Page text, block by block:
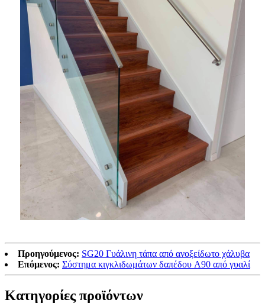
Προηγούμενος: SG20 Γυάλινη τάπα από ανοξείδωτο χάλυβα
Επόμενος: Σύστημα κιγκλιδωμάτων δαπέδου A90 από γυαλί
Κατηγορίες προϊόντων